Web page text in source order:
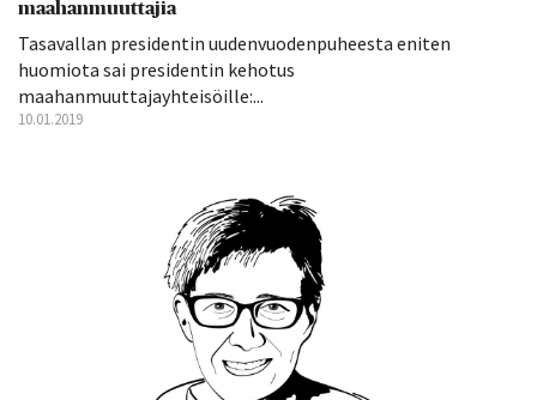
maahanmuuttajia
Tasavallan presidentin uudenvuodenpuheesta eniten
huomiota sai presidentin kehotus
maahanmuuttajayhteisöille:...
10.01.2019